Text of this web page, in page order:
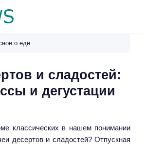
о еде
и сладостей:
и дегустации
классических в нашем понимании
десертов и сладостей? Отпускная